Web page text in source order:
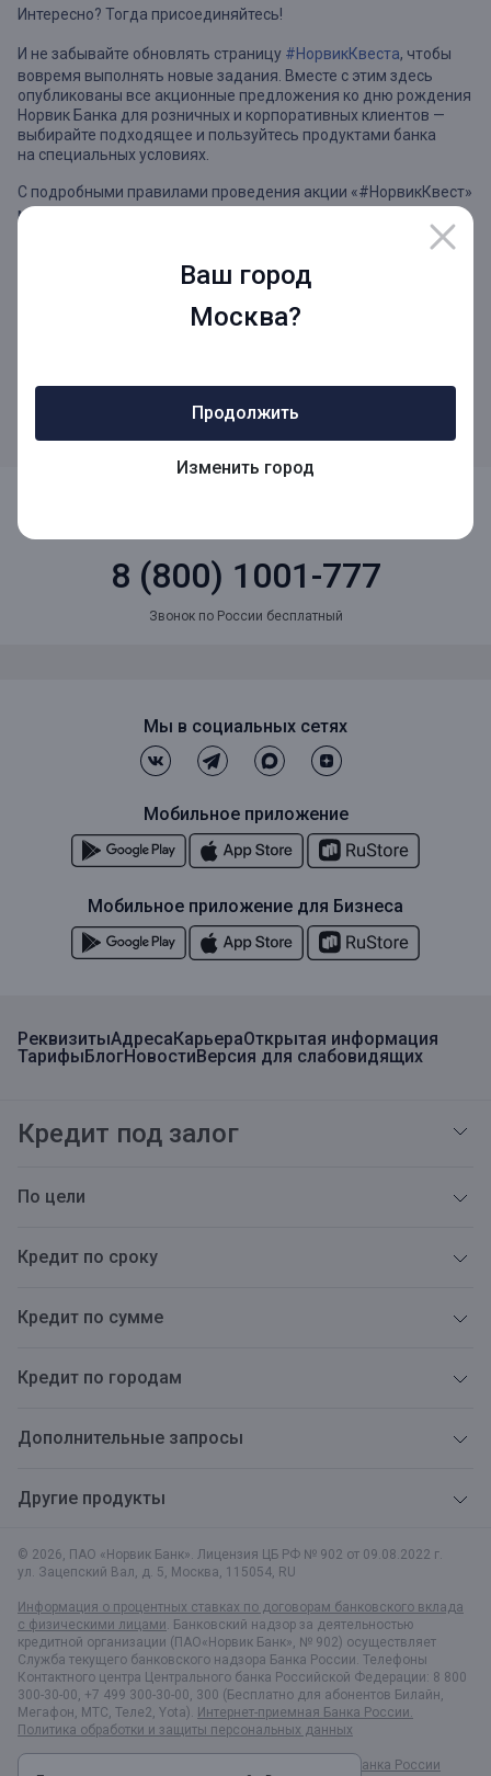
Ваш город
Москва?
Продолжить
Изменить город
Интересно? Тогда присоединяйтесь!
И не забывайте обновлять страницу #НорвикКвеста, чтобы
вовремя выполнять новые задания. Вместе с этим здесь
опубликованы все акционные предложения ко дню рождения
Норвик Банка для розничных и корпоративных клиентов —
выбирайте подходящее и пользуйтесь продуктами банка
на специальных условиях.
С подробными правилами проведения акции «#НорвикКвест»
можно ознакомиться
Предложение действует для частных клиентов. Организатор
акции — ПАО «Норвик Банк». Лицензия Банка России № 902.
Срок проведения акции: с 01.10.2022 по 31.01.2023.
выполнения заданий: с 01.10.2022 по 31.12.2022. Период
акции, правилах ее проведения, размере и количестве
подарков, сроке, месте и порядке их получения уточняйте
8 (800) 1001-777
Звонок по России бесплатный
© 2026, ПАО «Норвик Банк». Лицензия ЦБ РФ № 902 от 09.08.2022 г.
ул. Зацепский Вал, д. 5, Москва, 115054, RU
Информация о процентных ставках по договорам банковского вклада
с физическими лицами. Банковский надзор за деятельностью
кредитной организации (ПАО«Норвик Банк», № 902) осуществляет
Служба текущего банковского надзора Банка России. Телефоны
Контактного центра Центрального банка Российской Федерации: 8 800
300-30-00, +7 499 300-30-00, 300 (Бесплатно для абонентов Билайн,
Мегафон, МТС, Теле2, Yota). Интернет-приемная Банка России.
Политика обработки и защиты персональных данных
Раскрытие информации в соответствии c Указанием Банка России
РеквизитыАдресаКарьераОткрытая информация
ТарифыБлогНовостиВерсия для слабовидящих
Кредит под залог
По цели
Кредит по сроку
Кредит по сумме
Кредит по городам
Дополнительные запросы
Другие продукты
Мы в социальных сетях
Мобильное приложение
Мобильное приложение для Бизнеса